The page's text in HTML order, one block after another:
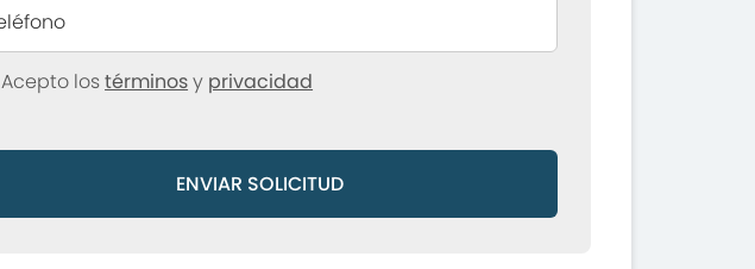
Acepto lostérminosy privacidad
ENVIAR SOLICITUD